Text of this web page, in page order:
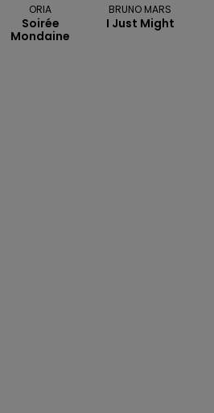
ORIA
Soirée
Mondaine
BRUNO MARS
I Just Might